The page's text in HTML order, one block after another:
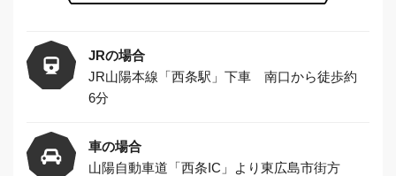
JRの場合
JR山陽本線「西条駅」下車 南口から徒歩約
6分
車の場合
山陽自動車道「西条IC」より東広島市街方